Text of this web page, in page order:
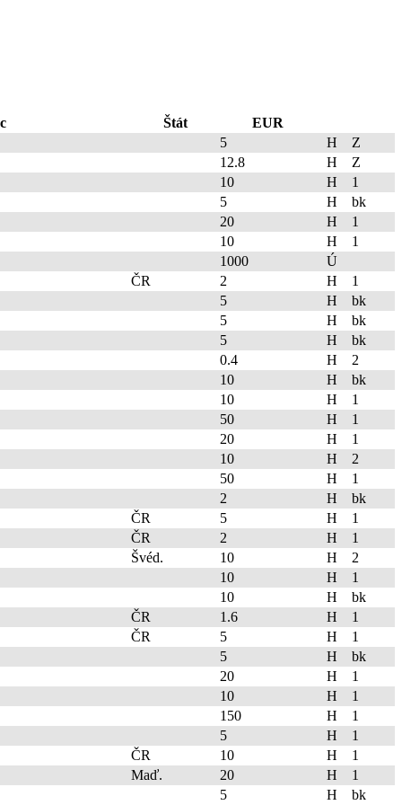
Štát
EUR
5
H
Z
12.8
H
Z
10
H
1
5
H
bk
20
H
1
10
H
1
1000
Ú
ČR
2 H
1
5
H
bk
5
H
bk
5
H
bk
0.4
H
2
10
H
bk
10
H
1
50
H
1
20
H
1
10
H
2
50
H
1
2
H
bk
ČR
5 H
1
ČR
2 H
1
Švéd.
10 H
2
10
H
1
10
H
bk
ČR
1.6 H
1
ČR
5 H
1
5
H
bk
20
H
1
10
H
1
150
H
1
5
H
1
ČR
10 H
1
Maď.
20 H
1
5
H bk